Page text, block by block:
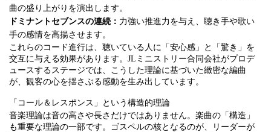
曲の盛り上がりを演出します。
ドミナントセブンスの連続： 力強い推進力を与え、聴き手や歌い
手の感情を高揚させます。
これらのコード進行は、聴いている人に「安心感」と「驚き」を
交互に与える効果があります。JLミニストリー合同会社がプロデ
ュースするステージでは、こうした理論に基づいた緻密な編曲
が、観客の心を揺さぶる感動を生み出しています。
「コール＆レスポンス」という構造的理論
音楽理論は音の高さや長さだけではありません。楽曲の「構造」
も重要な理論の一部です。ゴスペルの核となるのが、リーダーが